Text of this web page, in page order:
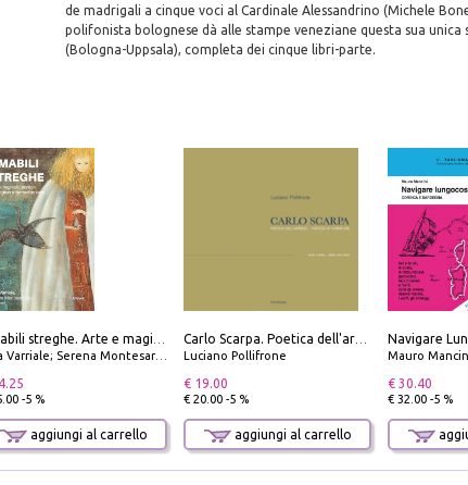
de madrigali a cinque voci al Cardinale Alessandrino (Michele
polifonista bolognese dà alle stampe veneziane questa sua
(Bologna-Uppsala), completa dei cinque libri-parte.
Varriale; Serena Montesarchio
-5 %
aggiungi al carrello
Luciano Pollifrone
€ 19.00
€ 20.00 -5 %
aggiungi al carrello
Mauro
€ 30.40
€ 32.00 -5 %